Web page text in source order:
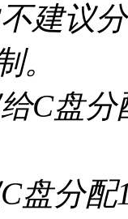
建议
。
C盘
盘分